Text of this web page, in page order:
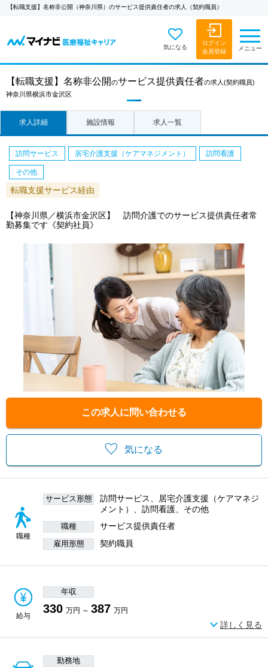
【転職支援】名称非公開（神奈川県）のサービス提供責任者の求人（契約職員）
気になる
ログイン
会員登録
メニュー
【転職支援】 名称非公開のサービス提供責任者の求人 (契約職員)
神奈川県横浜市金沢区
求人詳細 施設情報 求人一覧
気になる
この求人に問い合わせる
訪問サービス 居宅介護支援（ケアマネジメント） 訪問看護
その他
転職支援サービス経由
【神奈川県／横浜市金沢区】 訪問介護でのサービス提供責任者常
勤募集です《契約社員》
職種
サービス形態
訪問サービス、居宅介護支援（ケアマネジ
メント）、訪問看護、その他
職種 サービス提供責任者
雇用形態 契約職員
給与
年収
330 万円 ～ 387 万円
詳しく見る
勤務地